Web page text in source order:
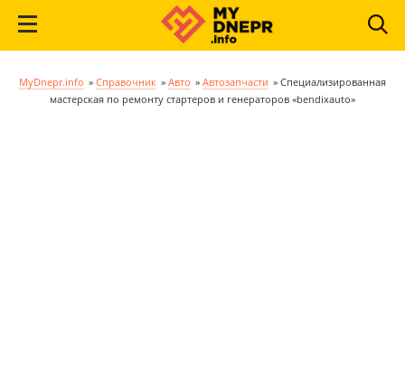
MyDnepr.info » Справочник » Авто » Автозапчасти » Специализированная
мастерская по ремонту стартеров и генераторов «bendixauto»